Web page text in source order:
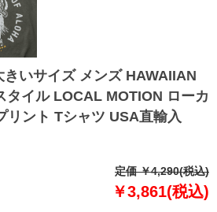
きいサイズ メンズ HAWAIIAN
タイル LOCAL MOTION ローカ
リント Tシャツ USA直輸入
定価 ￥4,290(税込)
￥3,861(税込)